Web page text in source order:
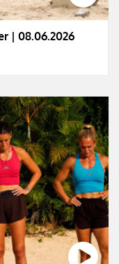
| 08.06.2026